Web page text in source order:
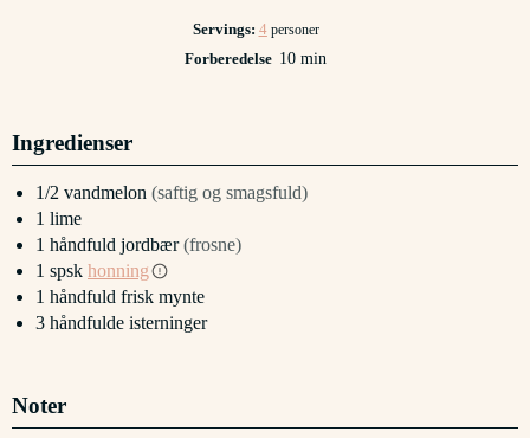
Servings: 4 personer
Forberedelse 10minutter
min
Ingredienser
1/2 vandmelon (saftig og smagsfuld)
1 lime
1 håndfuld jordbær (frosne)
1 spsk honning
1 håndfuld frisk mynte
3 håndfulde isterninger
Noter